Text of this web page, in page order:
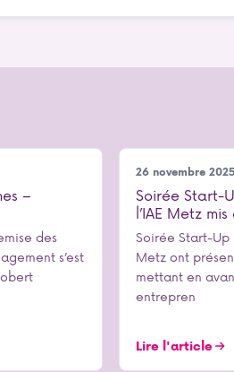
–
des
s’est
26 novembre
Soirée Start-
l’IAE Metz
Soirée Start-Up
Metz ont
mettant en
entrepren
Lire l'article